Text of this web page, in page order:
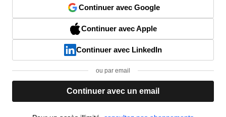
Continuer avec Google
Continuer avec Apple
Continuer avec LinkedIn
ou par email
Continuer avec un email